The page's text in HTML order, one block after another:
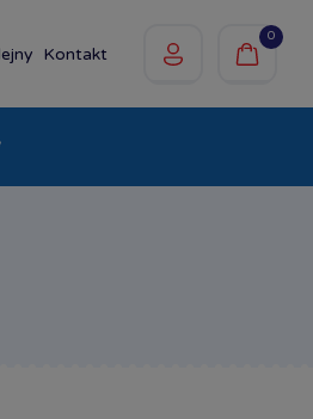
Kontakt
0